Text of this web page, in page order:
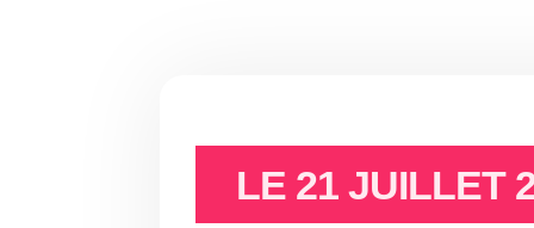
LE 21 JUILLET